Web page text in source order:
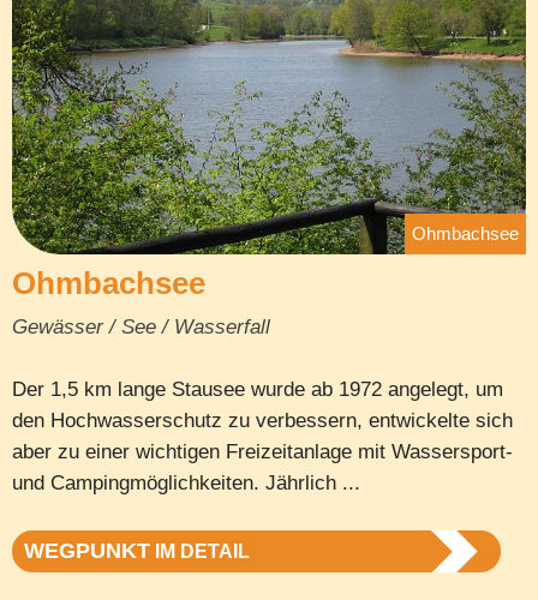
Ohmbachsee
Ohmbachsee
Gewässer / See / Wasserfall
Der 1,5 km lange Stausee wurde ab 1972 angelegt, um
den Hochwasserschutz zu verbessern, entwickelte sich
aber zu einer wichtigen Freizeitanlage mit Wassersport-
und Campingmöglichkeiten. Jährlich ...
WEGPUNKT IM DETAIL